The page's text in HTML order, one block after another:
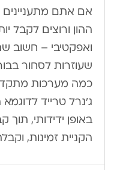
אם אתם מתעניינים
ההון ורוצים לקבל
ואפקטיבי – חשוב
שעוזרות לסחור
כמה מערכות
ג’נרל טרייד
באופן ידידותי,
הקניית זמינות,